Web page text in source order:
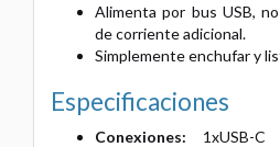
Alimenta por bus USB,
de corriente adicional.
Simplemente enchufar y
Especificaciones
Conexiones: 1xUSB-